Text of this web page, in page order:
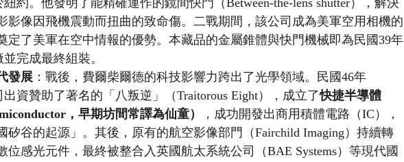
約。他發明了能精確運作的鏡間快門（Between-the-lens shutter），解決
影像因飛機震動而扭曲的致命傷。二戰期間，該公司成為美軍空用相機的
定了美軍在空中情報的優勢。本藏品的金屬錐體與快門機械即為民國39年
完成最終組裝。
發展 ：戰後，費爾柴爾德的科技影響力跨出了光學領域。民國46年
出資贊助了著名的「八叛逆」（Traitorous Eight），成立了快捷半導體
，早期坊間常譯為仙童）
，成功開發出商用積體電路（IC），
矽谷的起源」。其後，原有的航空影像部門（Fairchild Imaging）持續轉
位感光元件，最終被整合入英國航太系統公司（BAE Systems）等現代國